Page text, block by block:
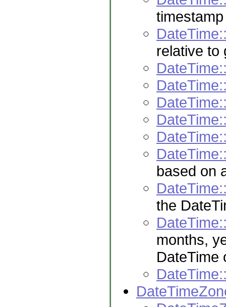
timestamp
relative to
based on
the
months,
DateTime